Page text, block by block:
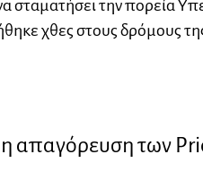
σταματήσει την πορεία
χθες στους δρόμους
απαγόρευση των